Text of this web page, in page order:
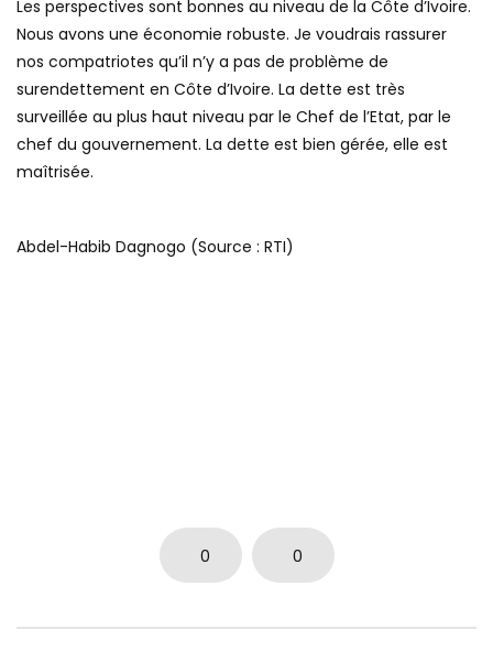
Les perspectives sont bonnes au niveau de la Côte d’Ivoire.
Nous avons une économie robuste. Je voudrais rassurer
nos compatriotes qu’il n’y a pas de problème de
surendettement en Côte d’Ivoire. La dette est très
surveillée au plus haut niveau par le Chef de l’Etat, par le
chef du gouvernement. La dette est bien gérée, elle est
maîtrisée.
Abdel-Habib Dagnogo (Source : RTI)
0 0